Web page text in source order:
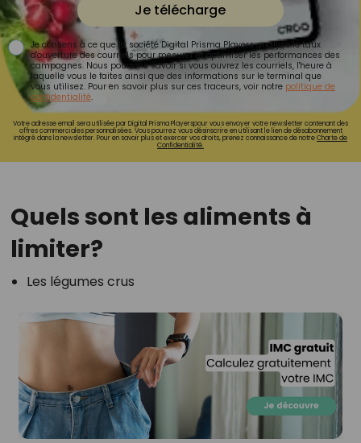
Je télécharge
Je consens à ce que la société Digital Prisma Players analyse le taux
d'ouverture des courriels pour mesurer et optimiser les performances des
campagnes. Nous pourrons savoir si vous ouvrez les courriels, l'heure à
laquelle vous le faites ainsi que des informations sur le terminal que
vous utilisez. Pour en savoir plus sur ces traceurs, voir notre politique de
confidentialité.
Votre adresse email sera utilisée par Digital Prisma Playerspour vous envoyer votre newsletter contenant des
offres commerciales personnalisées. Vous pourrez vous désinscrire en utilisant le lien de désabonnement
intégré dans la newsletter. Pour en savoir plus et exercer vos droits, prenez connaissance de notreCharte de
Confidentialité.
Quels sont les aliments à
limiter?
Les légumes crus